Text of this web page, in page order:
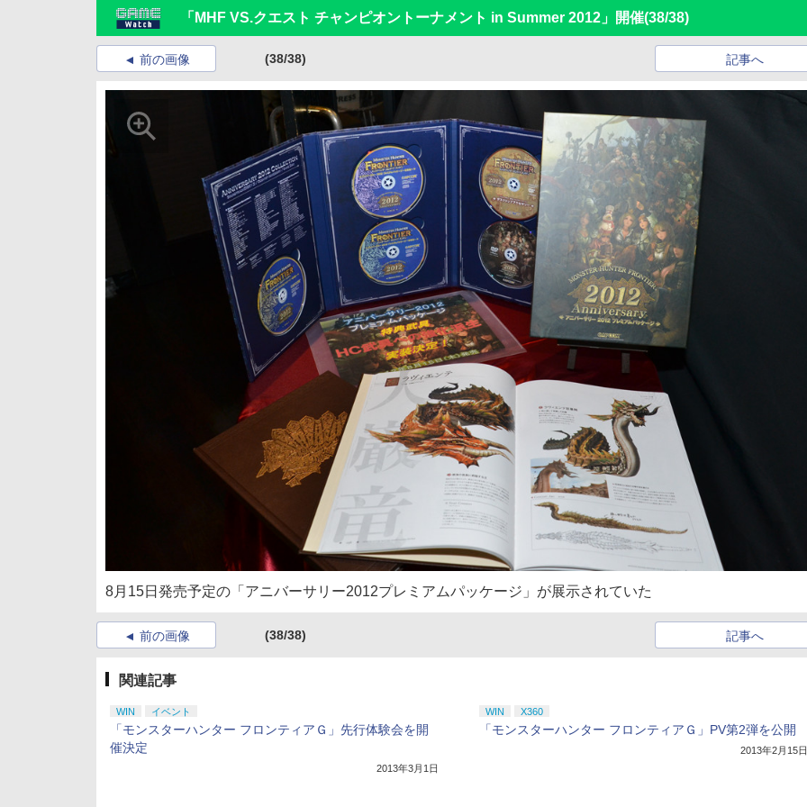
「MHF VS.クエスト チャンピオントーナメント in Summer 2012」開催(38/38)
前の画像 (38/38) 記事へ
8月15日発売予定の「アニバーサリー2012プレミアムパッケージ」が展示されていた
前の画像 (38/38) 記事へ
関連記事
WIN イベント
「モンスターハンター フロンティアＧ」先行体験会を開
催決定
2013年3月1日
WIN X360
「モンスターハンター フロンティアＧ」PV第2弾を公開
2013年2月15日